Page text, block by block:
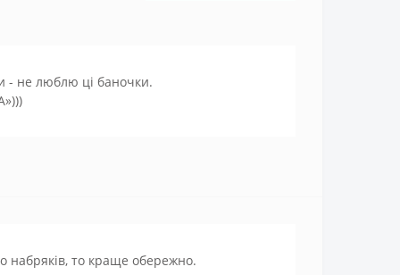
- не люблю ці баночки.
набряків, то краще обережно.